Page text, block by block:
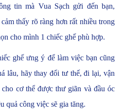
tin mà Vua Sạch gửi đến bạn,
thấy rõ ràng hơn rất nhiều trong
cho mình 1 chiếc ghế phù hợp.
ghế ưng ý để làm việc bạn cũng
lâu, hãy thay đổi tư thế, đi lại, vận
cơ thể được thư giãn và đầu óc
quả công việc sẽ gia tăng.